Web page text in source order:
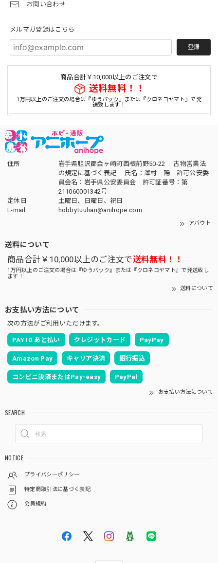
お問い合わせ
メルマガ登録はこちら
登録
商品合計￥10,000以上のご注文で
送料無料！！
1万円以上のご注文の場合は『ゆうパック』または『クロネコヤマト』で発
送致します！
住所
岩手県胆沢郡金ヶ崎町西根前野50-22 古物営業法
の規定に基づく表記 氏名：澤村 陽 許可公安委
員会名：岩手県公安委員会 許可証番号：第
211060001342号
定休日
土曜日、日曜日、祝日
E-mail
hobbytuuhan@anihope.com
アバウト
送料について
商品合計￥10,000以上のご注文で送料無料！！
1万円以上のご注文の場合は『ゆうパック』または『クロネコヤマト』で発送致し
ます！
送料について
お支払い方法について
次の方法がご利用いただけます。
PAY ID あと払い クレジットカード PayPay
Amazon Pay キャリア決済 銀行振込
コンビニ決済またはPay-easy PayPal
お支払い方法について
SEARCH
NOTICE
プライバシーポリシー
特定商取引法に基づく表記
会員規約